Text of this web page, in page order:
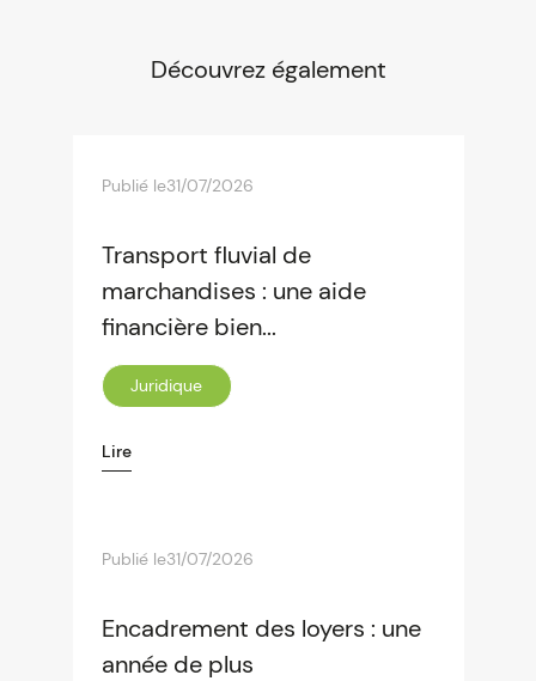
Découvrez également
Publié le31/07/2026
Transport fluvial de
marchandises : une aide
financière bien...
Juridique
Lire
Publié le31/07/2026
Encadrement des loyers : une
année de plus